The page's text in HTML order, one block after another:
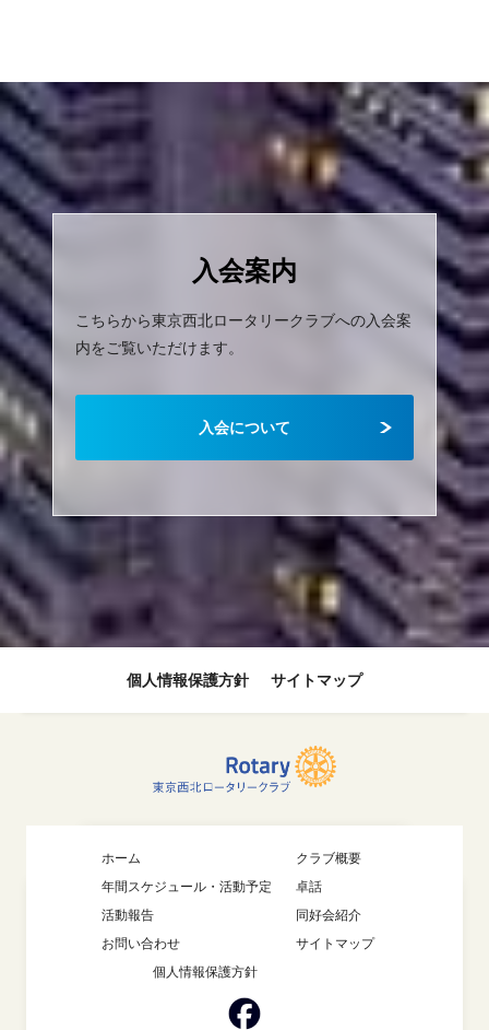
個人情報保護方針 サイトマップ
入会案内
こちらから東京西北ロータリークラブへの入会案
内をご覧いただけます。
入会について
ホーム
クラブ概要
年間スケジュール・活動予定
卓話
活動報告
同好会紹介
お問い合わせ
サイトマップ
個人情報保護方針